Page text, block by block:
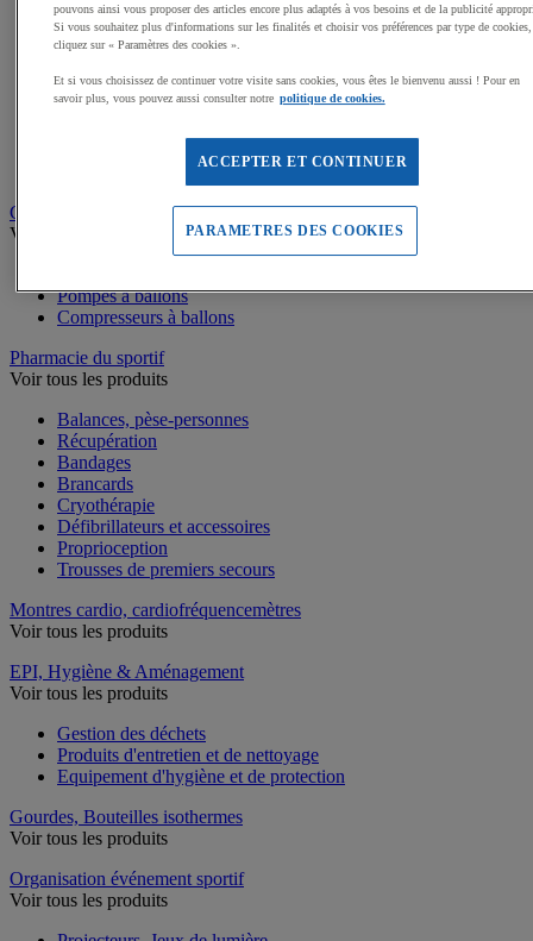
Sacs et Filets à ballons
Chariots de manutention
Rayonnage
Bacs de rangement
Rangement Sportif
Gonflage et entretien des ballons
Voir tous les produits
Pompes à ballons
Compresseurs à ballons
Pharmacie du sportif
Voir tous les produits
Balances, pèse-personnes
Récupération
Bandages
Brancards
Cryothérapie
Défibrillateurs et accessoires
Proprioception
Trousses de premiers secours
Montres cardio, cardiofréquencemètres
Voir tous les produits
EPI, Hygiène & Aménagement
Voir tous les produits
Gestion des déchets
Produits d'entretien et de nettoyage
Equipement d'hygiène et de protection
Gourdes, Bouteilles isothermes
Voir tous les produits
Organisation événement sportif
Voir tous les produits
pouvons ainsi vous proposer des articles encore plus adaptés à vos besoins et de la publicité
Si vous souhaitez plus d'informations sur les finalités et choisir vos préférences par type de cookies,
cliquez sur « Paramètres des cookies ».
Et si vous choisissez de continuer votre visite sans cookies, vous êtes le bienvenu aussi ! Pour en
savoir plus, vous pouvez aussi consulter notre politique de cookies.
ACCEPTER ET CONTINUER
PARAMETRES DES COOKIES